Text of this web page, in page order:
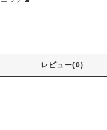
レビュー(0)